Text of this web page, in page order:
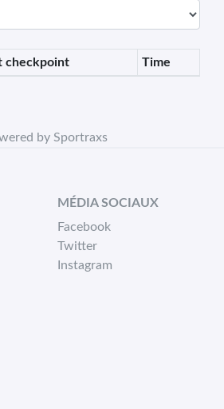
checkpoint Time
by Sportraxs
MÉDIA SOCIAUX
Facebook
Twitter
Instagram